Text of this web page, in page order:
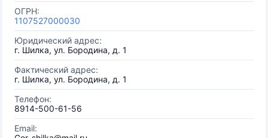
ОГРН:
1107527000030
Юридический адрес:
г. Шилка, ул. Бородина, д. 1
Фактический адрес:
г. Шилка, ул. Бородина, д. 1
Телефон:
8914-500-61-56
Email: